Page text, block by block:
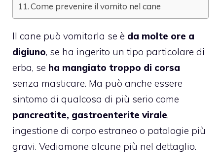
Come prevenire il vomito nel cane
Il cane può vomitarla se è da molte ore a
digiuno, se ha ingerito un tipo particolare di
erba, se ha mangiato troppo di corsa
senza masticare. Ma può anche essere
sintomo di qualcosa di più serio come
pancreatite, gastroenterite virale,
ingestione di corpo estraneo o patologie più
gravi. Vediamone alcune più nel dettaglio.